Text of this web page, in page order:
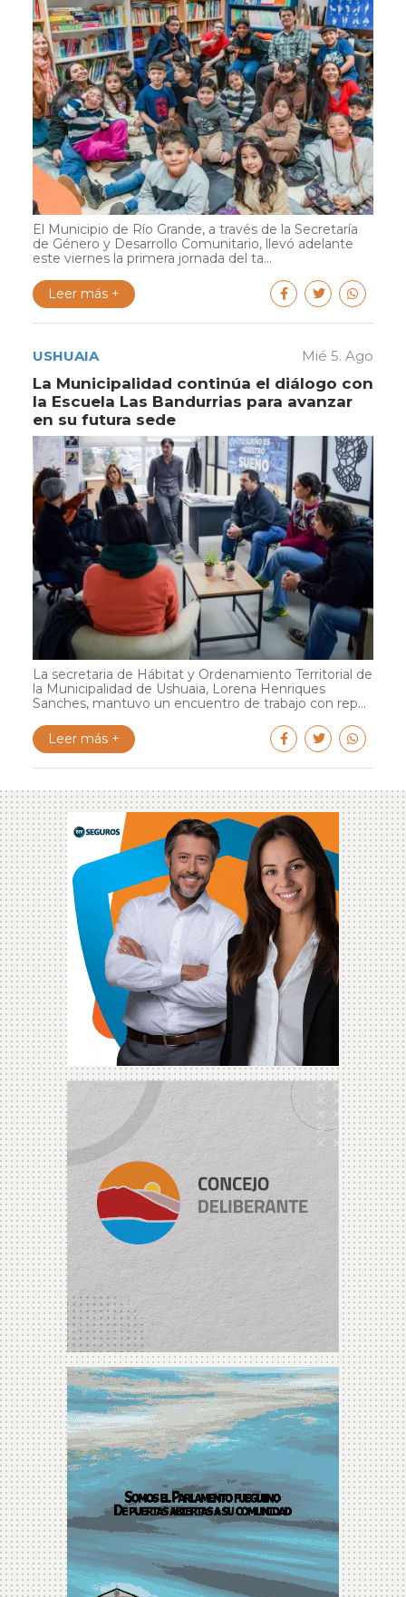
El Municipio de Río Grande, a través de la Secretaría
de Género y Desarrollo Comunitario, llevó adelante
este viernes la primera jornada del ta...
Leer más +
USHUAIA Mié 5. Ago
La Municipalidad continúa el diálogo con
la Escuela Las Bandurrias para avanzar
en su futura sede
La secretaria de Hábitat y Ordenamiento Territorial de
la Municipalidad de Ushuaia, Lorena Henriques
Sanches, mantuvo un encuentro de trabajo con rep...
Leer más +